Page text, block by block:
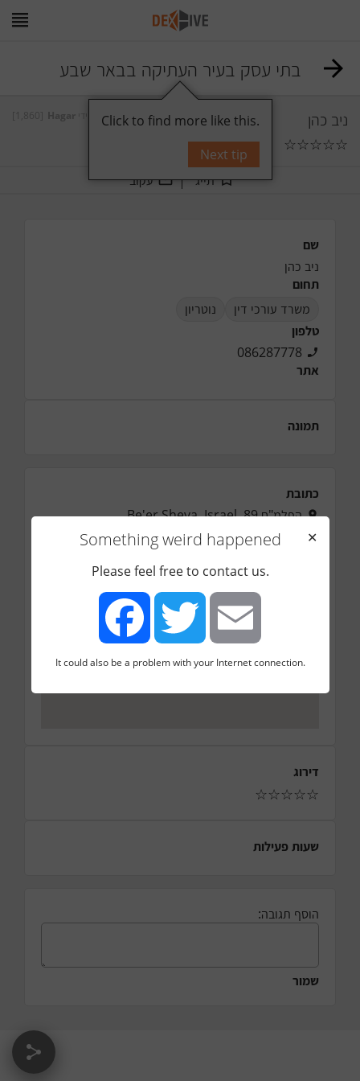
בתי עסק בעיר העתיקה בבאר שבע
ניב כהן
☆
☆
☆
☆
☆
0 תגובות
תייג עקוב
שם
ניב כהן
תחום
משרד עורכי דין
נוטריון
טלפון
086287778
אתר
תמונה
כתובת
הפלמ"ח 89, Be'er Sheva, Israel
דירוג
☆
☆
☆
☆
☆
שעות פעילות
הוסף תגובה:
שמור
Something weird happened
✕
Please feel free to contact us.
FacebookTwitter Email
It could also be a problem with your Internet connection.
Click to find more like this.
Next tip